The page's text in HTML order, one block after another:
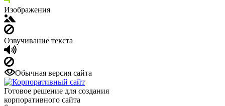
Изображения
Озвучивание текста
Обычная версия сайта
Готовое решение для создания
корпоративного сайта